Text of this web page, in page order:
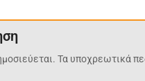
Τα υποχρεωτικά